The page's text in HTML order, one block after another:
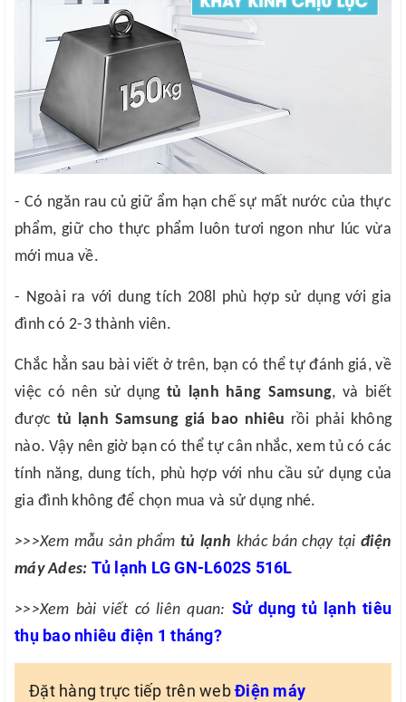
- Có ngăn rau củ giữ ẩm hạn chế sự mất nước của thực
phẩm, giữ cho thực phẩm luôn tươi ngon như lúc vừa
mới mua về.
- Ngoài ra với dung tích 208l phù hợp sử dụng với gia
đình có 2-3 thành viên.
Chắc hẳn sau bài viết ở trên, bạn có thể tự đánh giá, về
việc có nên sử dụng tủ lạnh hãng Samsung, và biết
được tủ lạnh Samsung giá bao nhiêu rồi phải không
nào. Vậy nên giờ bạn có thể tự cân nhắc, xem tủ có các
tính năng, dung tích, phù hợp với nhu cầu sử dụng của
gia đình không để chọn mua và sử dụng nhé.
>>>Xem mẫu sản phẩm tủ lạnh khác bán chạy tạiđiện
máy Ades: Tủ lạnh LG GN-L602S 516L
>>>Xem bài viết có liên quan: Sử dụng tủ lạnh tiêu
thụ bao nhiêu điện 1 tháng?
Đặt hàng trực tiếp trên webĐiện máy